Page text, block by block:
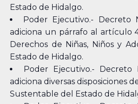
Estado de Hidalgo.
Poder Ejecutivo.- Decreto
adiciona un párrafo al artículo
Derechos de Niñas, Niños y
Estado de Hidalgo.
Poder Ejecutivo.- Decreto
adiciona diversas disposiciones
Sustentable del Estado de